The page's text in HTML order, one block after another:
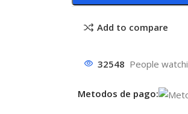
Add to compare
32548 People
Metodos de pago: